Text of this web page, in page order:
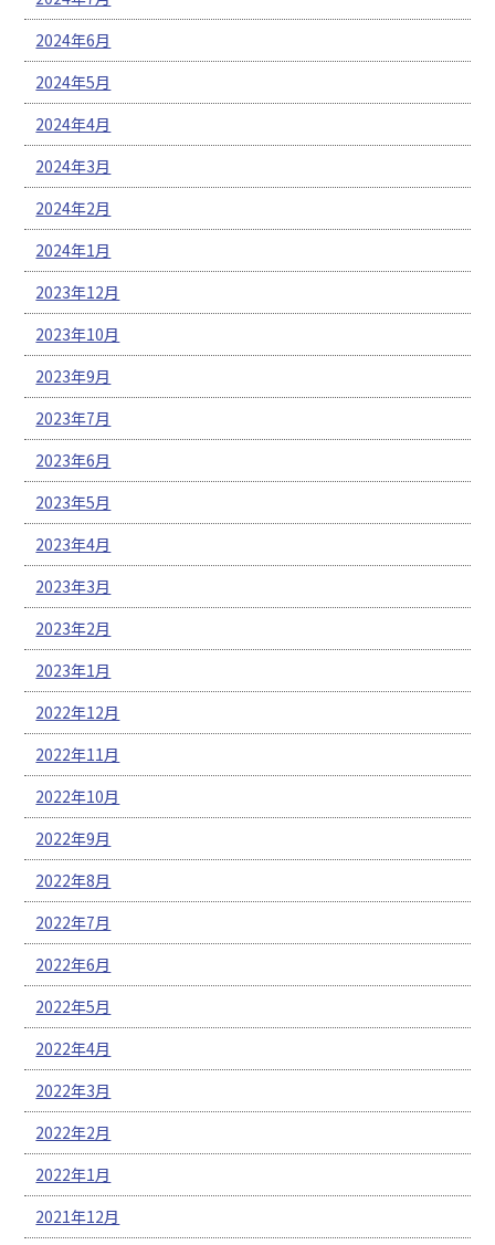
2024年6月
2024年5月
2024年4月
2024年3月
2024年2月
2024年1月
2023年12月
2023年10月
2023年9月
2023年7月
2023年6月
2023年5月
2023年4月
2023年3月
2023年2月
2023年1月
2022年12月
2022年11月
2022年10月
2022年9月
2022年8月
2022年7月
2022年6月
2022年5月
2022年4月
2022年3月
2022年2月
2022年1月
2021年12月